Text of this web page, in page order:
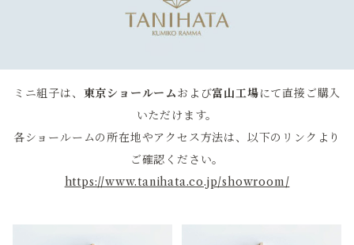
ミニ組子は、 東京ショールームおよび富山工場にて直接ご購入
いただけます。
各ショールームの所在地やアクセス方法は、以下のリンクより
ご確認ください。
https://www.tanihata.co.jp/showroom/